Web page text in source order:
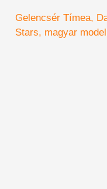
magyar álla
Gelencsér Tímea
Stars
magyar